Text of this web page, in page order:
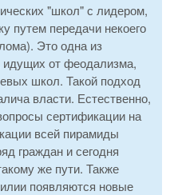
"школ" с лидером,
путем передачи некоего
Это одна из
идущих от феодализма,
школ. Такой подход
власти. Естественно,
сертификации на
всей пирамиды
граждан и сегодня
же пути. Также
появляются новые